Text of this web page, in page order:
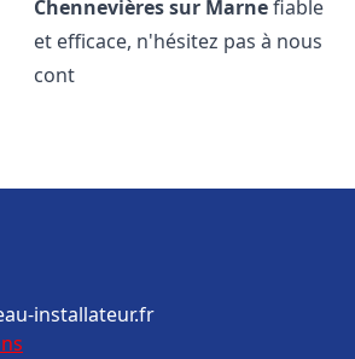
Chennevières sur Marnefiable
et efficace, n'hésitez pas à nous
cont
installateur.fr